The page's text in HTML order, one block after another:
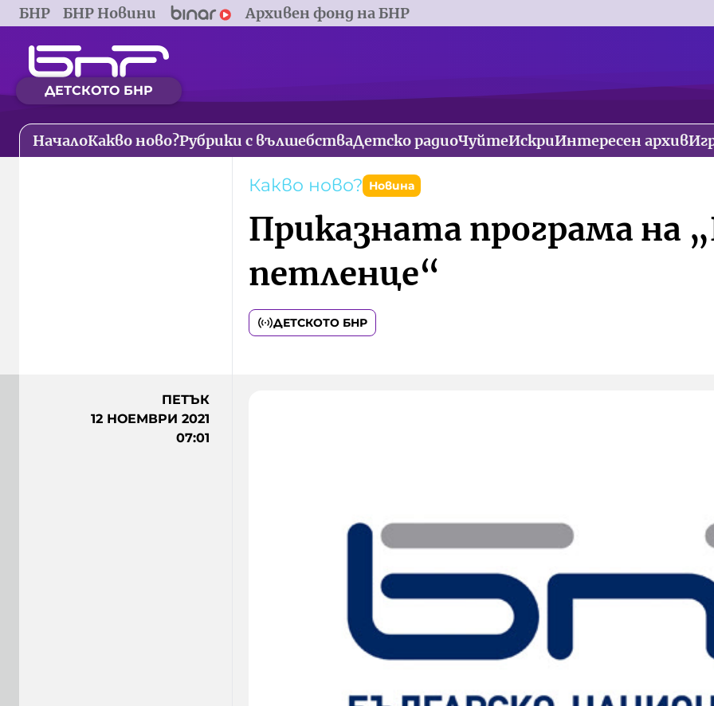
БНР БНР Новини Архивен фонд на БНР
ДЕТСКОТО БНР
НачалоКакво ново?Рубрики с вълшебстваДетско радиоЧуйтеИскриИнтересен архив
Какво ново? Новина
Приказната програма на
петленце“
ДЕТСКОТО БНР
ПЕТЪК
12 НОЕМВРИ 2021
07:01